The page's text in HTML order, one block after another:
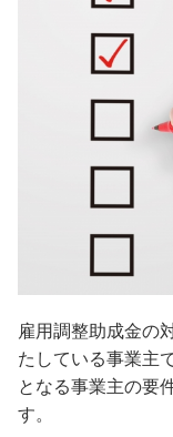
雇用調整助成金の
たしている事業主
となる事業主の要
す。